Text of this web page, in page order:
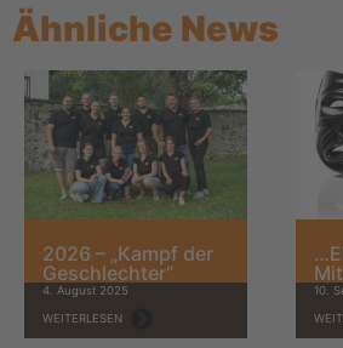
Ähnliche News
2026 – „Kampf der
Geschlechter“
4. August 2025
WEITERLESEN
10.